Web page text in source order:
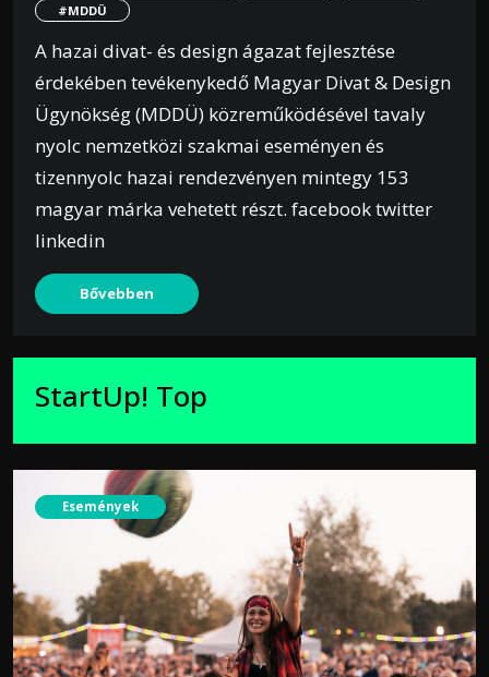
#MDDÜ
A hazai divat- és design ágazat fejlesztése
érdekében tevékenykedő Magyar Divat & Design
Ügynökség (MDDÜ) közreműködésével tavaly
nyolc nemzetközi szakmai eseményen és
tizennyolc hazai rendezvényen mintegy 153
magyar márka vehetett részt. facebook twitter
linkedin
Bővebben
StartUp! Top
Események